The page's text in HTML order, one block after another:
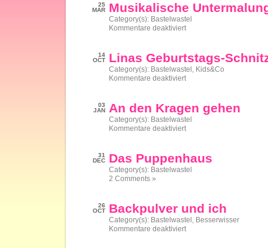
25
MAR
Musikalische
Category(s): Bastelwastel
Kommentare deaktiviertfür
Laufen
14
OCT
Linas Geburtstags-
Category(s): Bastelwastel , Kids&Co
Kommentare deaktiviertfür
03
JAN
An den Kragen gehen
Category(s): Bastelwastel
Kommentare deaktiviertfür
gehen
31
DEC
Das Puppenhaus
Category(s): Bastelwastel
2 Comments »
26
OCT
Backpulver und ich
Category(s): Bastelwastel , Besserwisser
Kommentare deaktiviertfür